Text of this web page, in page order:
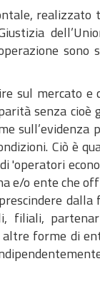
realizzato
sono
sul mercato e
senza cioè
sull’evidenza
Ciò è
'operatori
e/o ente che
dalla
filiali,
forme di